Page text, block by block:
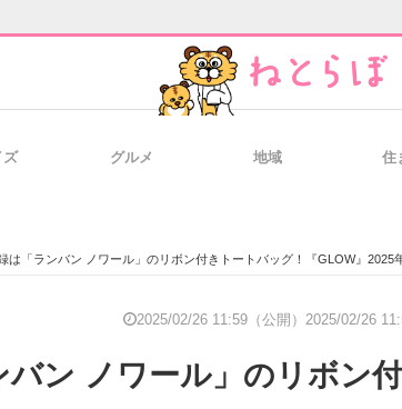
ズ グルメ 地域 住
は「ランバン ノワール」のリボン付きトートバッグ！『GLOW』2025
2025/02/26 11:59（公開） 2025/02/26
ン ノワール」のリボン